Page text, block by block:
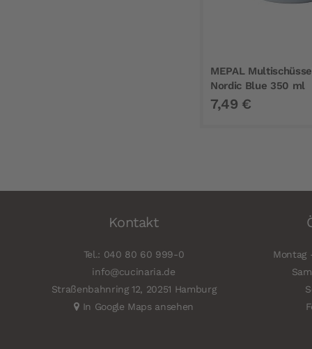
MEPAL
Nordic Blue 350 ml
7,49 €
Kontakt
Tel.: 040 80 60 999-0
info@cucinaria.de
Straßenbahnring 12, 20251 Hamburg
In Google Maps ansehen
Montag